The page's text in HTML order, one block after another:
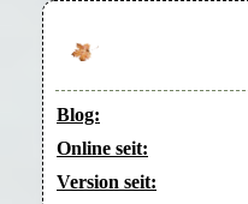
Blog:
Online seit:
Version seit: